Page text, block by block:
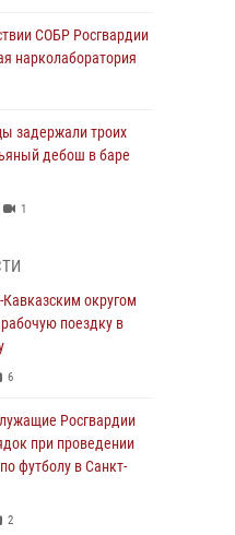
СОБР Росгвардии
нарколаборатория
задержали троих
дебош в баре
1
Великой
увековечили
битва.
3
и
округом
поездку в
6
Росгвардии
при проведении
футболу в Санкт-
2